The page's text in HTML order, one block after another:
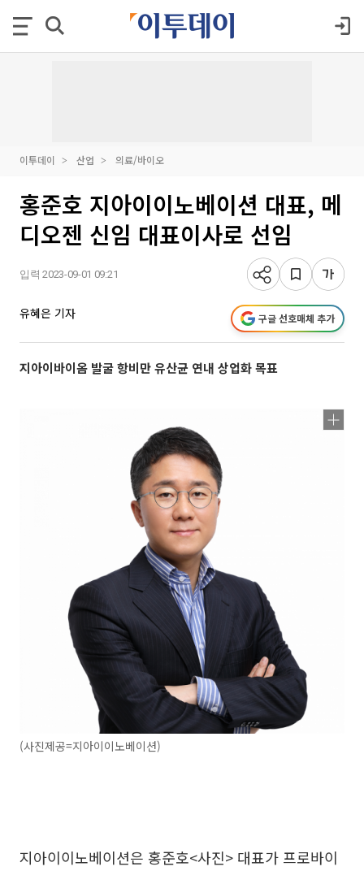
이투데이 산업 의료/바이오
홍준호 지아이이노베이션 대표, 메
디오젠 신임 대표이사로 선임
입력 2023-09-01 09:21
유혜은 기자 구글 선호매체 추가
지아이바이옴 발굴 항비만 유산균 연내 상업화 목표
(사진제공=지아이이노베이션)
지아이이노베이션은 홍준호<사진> 대표가 프로바이